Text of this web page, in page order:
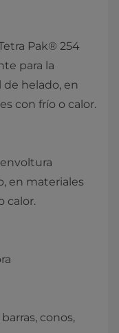
Pak® 254
para la
helado, en
con frío o calor.
en materiales
calor.
conos,